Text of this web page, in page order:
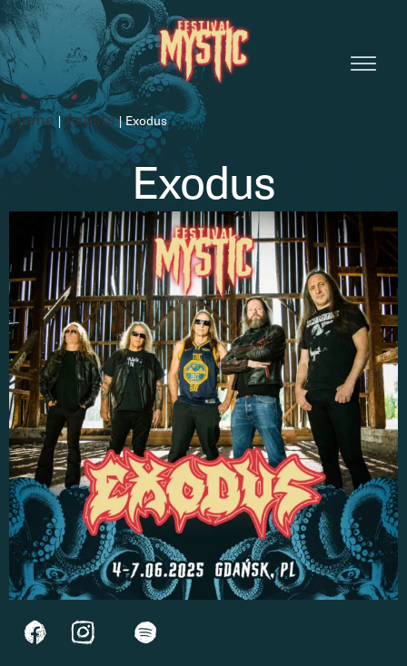
Home|Artists|Exodus
Exodus